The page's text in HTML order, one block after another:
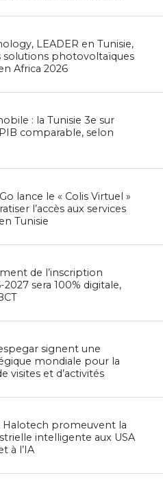
LEADER en Tunisie,
solutions photovoltaïques
Africa 2026
: la Tunisie 3e sur
comparable, selon
lance le « Colis Virtuel »
l’accès aux services
Tunisie
de l’inscription
2027 sera 100% digitale,
signent une
mondiale pour la
visites et d’activités
Halotech promeuvent la
intelligente aux USA
à l’IA